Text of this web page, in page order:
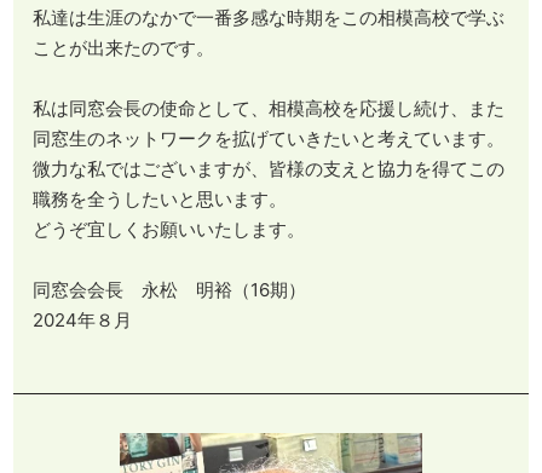
私達は生涯のなかで一番多感な時期をこの相模高校で学ぶ
ことが出来たのです。
私は同窓会長の使命として、相模高校を応援し続け、また
同窓生のネットワークを拡げていきたいと考えています。
微力な私ではございますが、皆様の支えと協力を得てこの
職務を全うしたいと思います。
どうぞ宜しくお願いいたします。
同窓会会長 永松 明裕（16期）
2024年８月